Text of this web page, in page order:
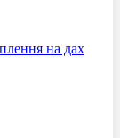
на дах